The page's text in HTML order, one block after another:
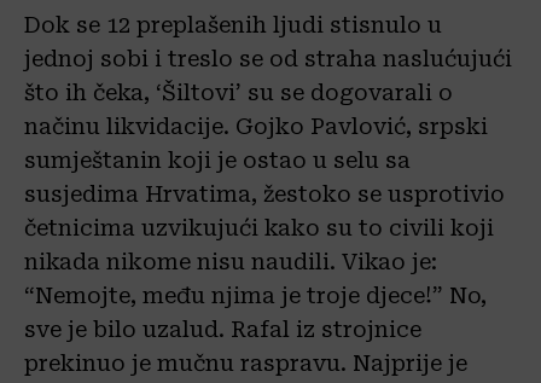
Dok se 12 preplašenih ljudi stisnulo u
jednoj sobi i treslo se od straha naslućujući
što ih čeka, ‘Šiltovi’ su se dogovarali o
načinu likvidacije. Gojko Pavlović, srpski
sumještanin koji je ostao u selu sa
susjedima Hrvatima, žestoko se usprotivio
četnicima uzvikujući kako su to civili koji
nikada nikome nisu naudili. Vikao je:
“Nemojte, među njima je troje djece!” No,
sve je bilo uzalud. Rafal iz strojnice
prekinuo je mučnu raspravu. Najprije je